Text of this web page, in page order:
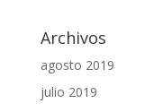
Archivos
agosto 2019
julio 2019